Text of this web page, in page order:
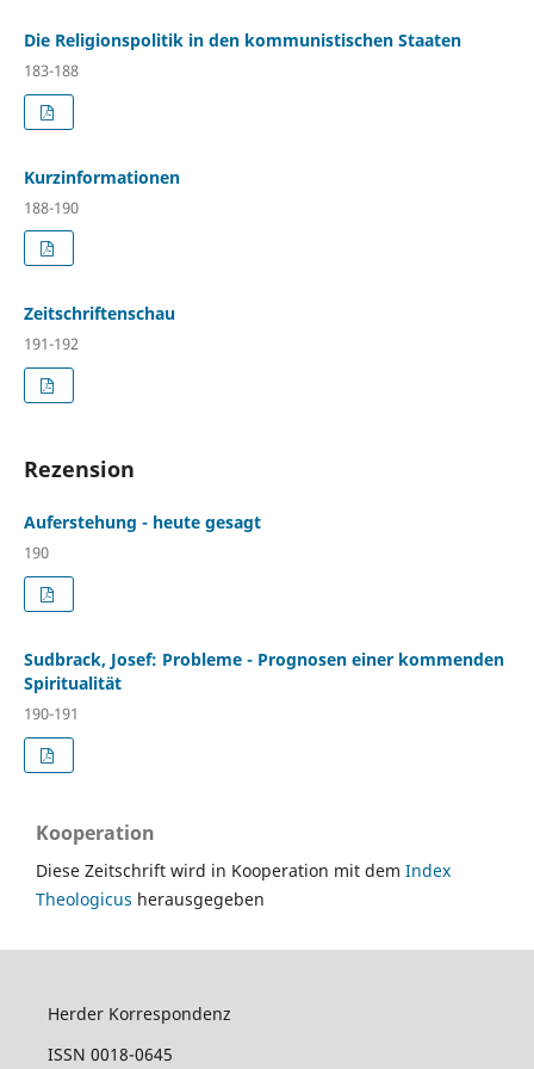
Die Religionspolitik in den kommunistischen Staaten
183-188
Kurzinformationen
188-190
Zeitschriftenschau
191-192
Rezension
Auferstehung - heute gesagt
190
Sudbrack, Josef: Probleme - Prognosen einer kommenden
Spiritualität
190-191
Kooperation
Diese Zeitschrift wird in Kooperation mit dem Index
Theologicus herausgegeben
Herder Korrespondenz
ISSN 0018-0645